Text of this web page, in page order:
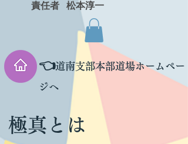
責任者 松本淳一
👈道南支部本部道場ホームペー
ジへ
極真とは